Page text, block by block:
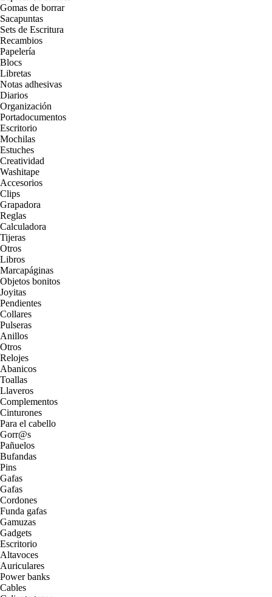
Gomas de borrar
Sacapuntas
Sets de Escritura
Recambios
Papelería
Blocs
Libretas
Notas adhesivas
Diarios
Organización
Portadocumentos
Escritorio
Mochilas
Estuches
Creatividad
Washitape
Accesorios
Clips
Grapadora
Reglas
Calculadora
Tijeras
Otros
Libros
Marcapáginas
Objetos bonitos
Joyitas
Pendientes
Collares
Pulseras
Anillos
Otros
Relojes
Abanicos
Toallas
Llaveros
Complementos
Cinturones
Para el cabello
Gorr@s
Pañuelos
Bufandas
Pins
Gafas
Gafas
Cordones
Funda gafas
Gamuzas
Gadgets
Escritorio
Altavoces
Auriculares
Power banks
Cables